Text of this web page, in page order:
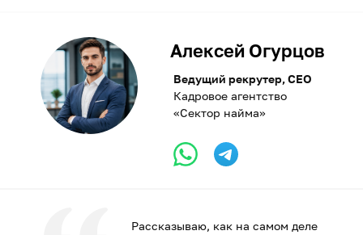
Рассказываю, как на самом деле
Алексей Огурцов
Ведущий рекрутер, CEO
Кадровое агентство
«Сектор найма»